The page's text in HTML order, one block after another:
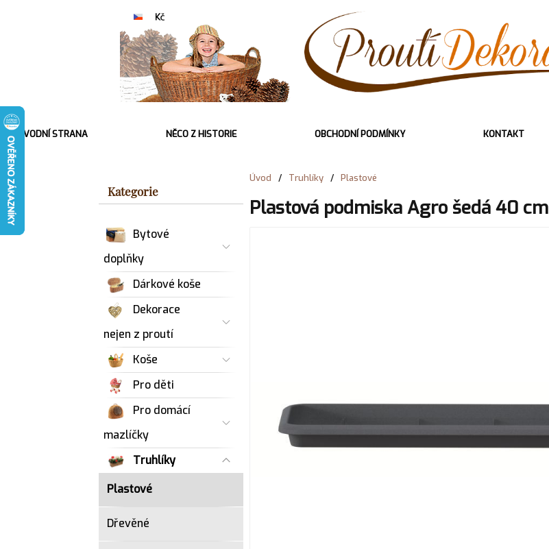
ÚVODNÍ STRANA NĚCO Z HISTORIE OBCHODNÍ PODMÍNKY KONTAKT
Kategorie
Bytové
doplňky
Dárkové koše
Dekorace
nejen z proutí
Koše
Pro děti
Pro domácí
mazlíčky
Truhlíky
Plastové
Dřevěné
Úvod / Truhlíky / Plastové
Plastová podmiska Agro šedá 40 cm